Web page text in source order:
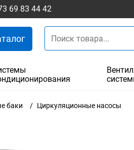
69 83 44 42
баки Циркуляционные насосы